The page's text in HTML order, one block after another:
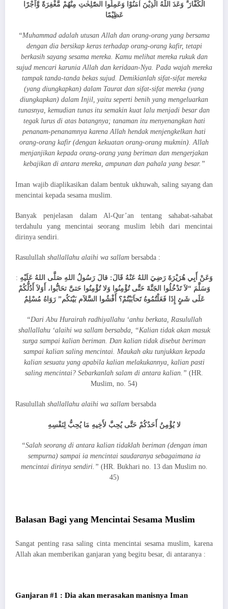
الْكُفَّارَ ۗ وَعَدَ اللّٰهُ الَّذِيْنَ اٰمَنُوْا وَعَمِلُوا الصّٰلِحٰتِ مِنْهُمْ مَّغْفِرَةً وَّاَجْرًا
عَظِيْمًا
“Muhammad adalah utusan Allah dan orang-orang yang bersama
dengan dia bersikap keras terhadap orang-orang kafir, tetapi
berkasih sayang sesama mereka. Kamu melihat mereka rukuk dan
sujud mencari karunia Allah dan keridaan-Nya. Pada wajah mereka
tampak tanda-tanda bekas sujud. Demikianlah sifat-sifat mereka
(yang diungkapkan) dalam Taurat dan sifat-sifat mereka (yang
diungkapkan) dalam Injil, yaitu seperti benih yang mengeluarkan
tunasnya, kemudian tunas itu semakin kuat lalu menjadi besar dan
tegak lurus di atas batangnya; tanaman itu menyenangkan hati
penanam-penanamnya karena Allah hendak menjengkelkan hati
orang-orang kafir (dengan kekuatan orang-orang mukmin). Allah
menjanjikan kepada orang-orang yang beriman dan mengerjakan
kebajikan di antara mereka, ampunan dan pahala yang besar.”
Iman wajib diaplikasikan dalam bentuk ukhuwah, saling sayang dan
mencintai kepada sesama muslim.
Banyak penjelasan dalam Al-Qur’an tentang sahabat-sahabat
terdahulu yang mencintai seorang muslim lebih dari mencintai
dirinya sendiri.
Rasulullah shallallahu alaihi wa sallam bersabda :
: وَعَنْ أَبِي هُرَيْرَةَ رَضِيَ اللهُ عَنْهُ قَالَ: قالَ رَسُولُ اللهِ صَلَّى اللهُ عَلَيْهِ
وَسَلَّمَ “لاَ تَدْخُلُوا الجَنَّةَ حَتَّى تُؤْمِنُوا وَلا تُؤْمِنُوا حَتىَّ تحَابُّوا، أَوَلاَ أَدُلُّكُمْ
عَلَى شَئٍ إِذَا فَعَلْتُمُوهُ تَحاَبَبْتُمْ؟ أَفْشُوا السَّلاَم بَيْنَكُم” رَوَاهُ مُسْلِمٌ
“Dari Abu Hurairah radhiyallahu ‘anhu berkata, Rasulullah
shallallahu ‘alaihi wa sallam bersabda, “Kalian tidak akan masuk
surga sampai kalian beriman. Dan kalian tidak disebut beriman
sampai kalian saling mencintai. Maukah aku tunjukkan kepada
kalian sesuatu yang apabila kalian melakukannya, kalian pasti
saling mencintai? Sebarkanlah salam di antara kalian.” (HR.
Muslim, no. 54)
Rasulullah shallallahu alaihi wa sallam bersabda
لا يُؤْمِنُ أَحَدُكُمْ حَتَّى يُحِبَّ لأَخِيهِ مَا يُحِبُّ لِنَفْسِهِ
“Salah seorang di antara kalian tidaklah beriman (dengan iman
sempurna) sampai ia mencintai saudaranya sebagaimana ia
mencintai dirinya sendiri.” (HR. Bukhari no. 13 dan Muslim no.
45)
Balasan Bagi yang Mencintai Sesama Muslim
Sangat penting rasa saling cinta mencintai sesama muslim, karena
Allah akan memberikan ganjaran yang begitu besar, di antaranya :
Ganjaran #1 : Dia akan merasakan manisnya Iman